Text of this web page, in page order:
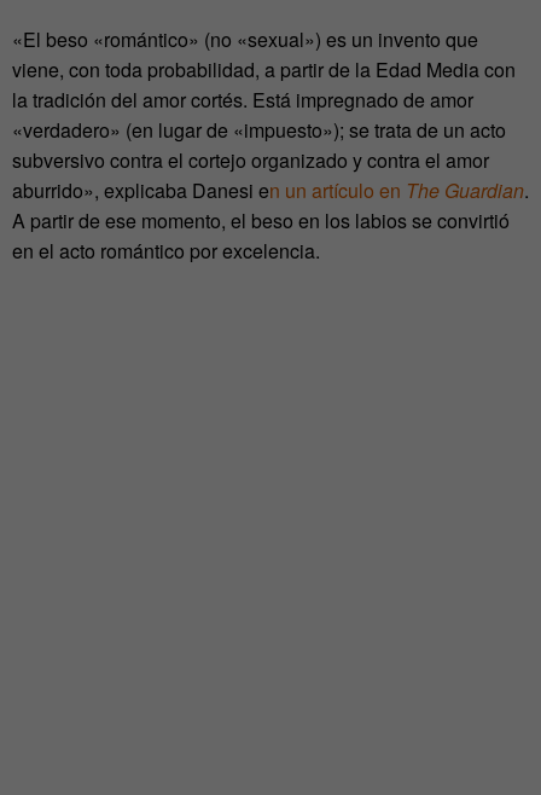
«El beso «romántico» (no «sexual») es un invento que
viene, con toda probabilidad, a partir de la Edad Media con
la tradición del amor cortés. Está impregnado de amor
«verdadero» (en lugar de «impuesto»); se trata de un acto
subversivo contra el cortejo organizado y contra el amor
aburrido», explicaba Danesi en un artículo en The Guardian.
A partir de ese momento, el beso en los labios se convirtió
en el acto romántico por excelencia.